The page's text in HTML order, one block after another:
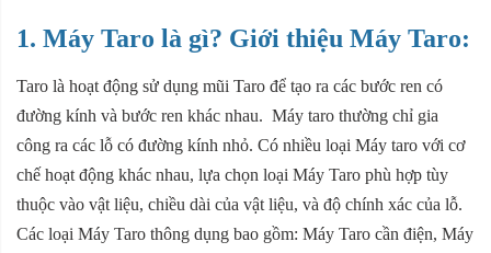
1. Máy Taro là gì? Giới thiệu Máy Taro:
Taro là hoạt động sử dụng mũi Taro để tạo ra các bước ren có
đường kính và bước ren khác nhau. Máy taro thường chỉ gia
công ra các lỗ có đường kính nhỏ. Có nhiều loại Máy taro với cơ
chế hoạt động khác nhau, lựa chọn loại Máy Taro phù hợp tùy
thuộc vào vật liệu, chiều dài của vật liệu, và độ chính xác của lỗ.
Các loại Máy Taro thông dụng bao gồm: Máy Taro cần điện, Máy